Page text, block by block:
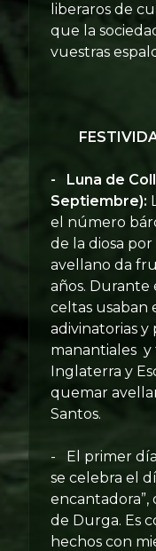
liberaros de
que la
vuestras
- Luna de
Septiembre):
el número
de la diosa
avellano da
años. Durante
celtas usaban
adivinatorias
manantiales y
Inglaterra y
quemar
Santos.
- El primer
se celebra el
encantadora”,
de Durga. Es
hechos con